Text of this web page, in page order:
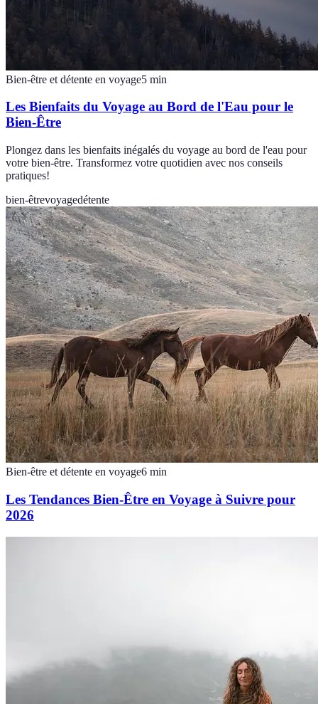
Bien-être et détente en voyage5 min
Les Bienfaits du Voyage au Bord de l'Eau pour le
Bien-Être
Plongez dans les bienfaits inégalés du voyage au bord de l'eau pour
votre bien-être. Transformez votre quotidien avec nos conseils
pratiques!
bien-êtrevoyagedétente
Bien-être et détente en voyage6 min
Les Tendances Bien-Être en Voyage à Suivre pour
2026